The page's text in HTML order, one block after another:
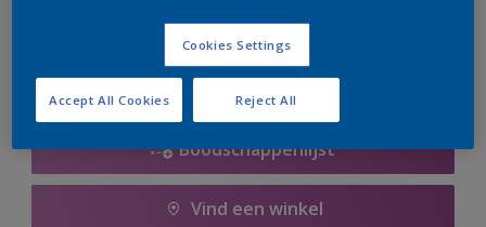
Boodschappenlijst
Vind een winkel
Cookies Settings
Reject All
Accept All Cookies